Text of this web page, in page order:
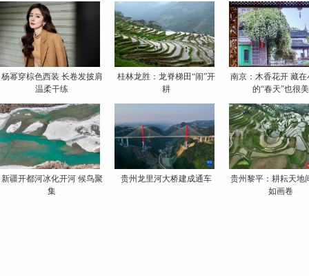
杨幂穿棕色西装 长卷发披肩
温柔干练
桂林龙胜：龙脊梯田“闹”开
耕
南京：木香花开 藏在
的“春天”也很美
新疆开都河冰化开河 候鸟聚
集
贵州龙里河大桥建成通车
贵州黎平：耕耘天地
如画卷